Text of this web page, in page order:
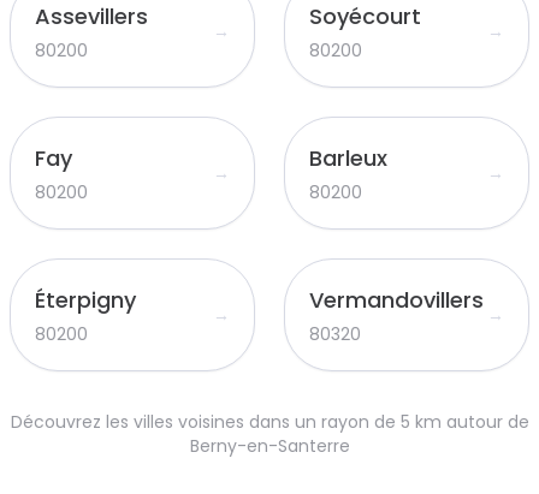
Assevillers
80200
→ Soyécourt
80200
→
Fay
80200
→ Barleux
80200
→
Éterpigny
80200
→ Vermandovillers
80320
→
Découvrez les villes voisines dans un rayon de 5 km autour de
Berny-en-Santerre